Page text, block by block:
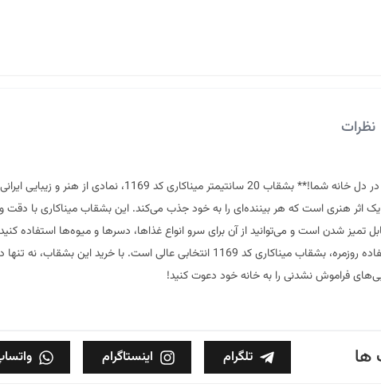
نظرات
کد 1169 – هنری در دل خانه شما!** بشقاب 20
یک اثر هنری است که هر بیننده‌ای را به خود جذب می‌کند. این بشقاب میناکاری با
تمیز شدن است و می‌توانید از آن برای سرو انواع غذاها، دسرها و میوه‌ها
کرد. چه برای مهمانی‌ها و جشن‌ها، یا حتی برای استفاده روزمره، بشقاب
فراموش نشدنی را به خانه خود دعوت کنید!
تلگرام اینستاگرام ها